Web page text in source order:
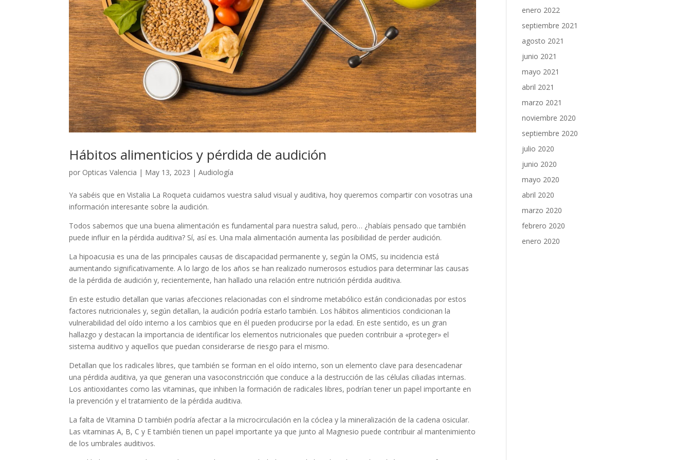
Hábitos alimenticios y pérdida de audición
por Opticas Valencia | May 13, 2023 |Audiología
Ya sabéis que en Vistalia La Roqueta cuidamos vuestra salud visual y auditiva, hoy queremos compartir con vosotras una
información interesante sobre la audición.
Todos sabemos que una buena alimentación es fundamental para nuestra salud, pero… ¿habíais pensado que también
puede influir en la pérdida auditiva? Sí, así es. Una mala alimentación aumenta las posibilidad de perder audición.
La hipoacusia es una de las principales causas de discapacidad permanente y, según la OMS, su incidencia está
aumentando significativamente. A lo largo de los años se han realizado numerosos estudios para determinar las causas
de la pérdida de audición y, recientemente, han hallado una relación entre nutrición pérdida auditiva.
En este estudio detallan que varias afecciones relacionadas con el síndrome metabólico están condicionadas por estos
factores nutricionales y, según detallan, la audición podría estarlo también. Los hábitos alimenticios condicionan la
vulnerabilidad del oído interno a los cambios que en él pueden producirse por la edad. En este sentido, es un gran
hallazgo y destacan la importancia de identificar los elementos nutricionales que pueden contribuir a «proteger» el
sistema auditivo y aquellos que puedan considerarse de riesgo para el mismo.
Detallan que los radicales libres, que también se forman en el oído interno, son un elemento clave para desencadenar
una pérdida auditiva, ya que generan una vasoconstricción que conduce a la destrucción de las células ciliadas internas.
Los antioxidantes como las vitaminas, que inhiben la formación de radicales libres, podrían tener un papel importante en
la prevención y el tratamiento de la pérdida auditiva.
La falta de Vitamina D también podría afectar a la microcirculación en la cóclea y la mineralización de la cadena osicular.
Las vitaminas A, B, C y E también tienen un papel importante ya que junto al Magnesio puede contribuir al mantenimiento
de los umbrales auditivos.
enero 2022
septiembre 2021
agosto 2021
junio 2021
mayo 2021
abril 2021
marzo 2021
noviembre 2020
septiembre 2020
julio 2020
junio 2020
mayo 2020
abril 2020
marzo 2020
febrero 2020
enero 2020